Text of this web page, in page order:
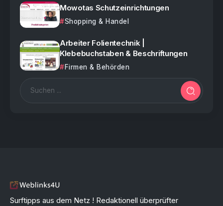
Mowotas Schutzeinrichtungen
Shopping & Handel
Arbeiter Folientechnik |
Klebebuchstaben & Beschriftungen
Firmen & Behörden
Surftipps aus dem Netz ! Redaktionell überprüfter